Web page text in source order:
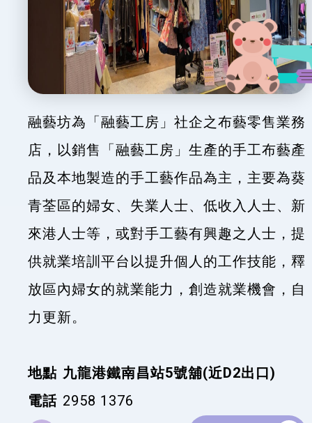
融藝坊為「融藝工房」社企之布藝零售業務
店，以銷售「融藝工房」生產的手工布藝產
品及本地製造的手工藝作品為主，主要為葵
青荃區的婦女、失業人士、低收入人士、新
來港人士等，或對手工藝有興趣之人士，提
供就業培訓平台以提升個人的工作技能，釋
放區內婦女的就業能力，創造就業機會，自
力更新。
地點 九龍港鐵南昌站5號舖(近D2出口)
電話 2958 1376